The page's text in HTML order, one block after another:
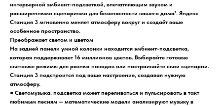
интерьерной эмбиент-подсветкой, впечатляющим звуком и
расширенными сценариями для безопасности вашего дома¹. Яндекс
Станция 3 мгновенно меняет атмосферу вокруг и создаёт ваше
особенное пространство.
Преображает светом и цветом
На задней панели умной колонки находится эмбиент-подсветка,
которая поддерживает 16 миллионов цветов. Выбирайте готовые
световые режимы для разных поводов или настраивайте свои сценарии.
Станция 3 подстроится под ваше настроение, создавая нужную
атмосферу.
● Светомузыка: подсветка может переливаться и пульсировать в такт
любимым песням — математические модели анализируют музыку в